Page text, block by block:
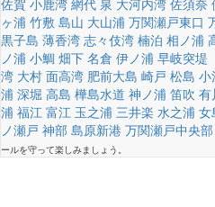
佐賀 小鹿湾 網代 泉 大河内湾 佐須奈
ヶ浦 竹敷 島山 大山浦 万関瀬戸東口
黒子島 薄香湾 志々伎湾 楠泊 相ノ浦
ノ浦 小鯛 畑下 名倉 伊ノ浦 早岐突堤
湾 大村 面高湾 肥前大島 崎戸 松島 小
浦 深堀 高島 樺島水道 神ノ浦 笛吹 有
浦 福江 富江 玉之浦 三井楽 水之浦 女
ノ瀬戸 神部 島原新港 万関瀬戸中央部
ールを守って楽しみましょう。